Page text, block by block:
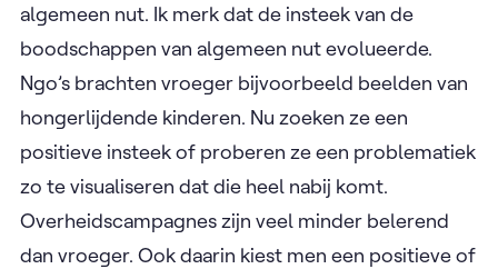
algemeen nut. Ik merk dat de insteek van de
boodschappen van algemeen nut evolueerde.
Ngo’s brachten vroeger bijvoorbeeld beelden van
hongerlijdende kinderen. Nu zoeken ze een
positieve insteek of proberen ze een problematiek
zo te visualiseren dat die heel nabij komt.
Overheidscampagnes zijn veel minder belerend
dan vroeger. Ook daarin kiest men een positieve of